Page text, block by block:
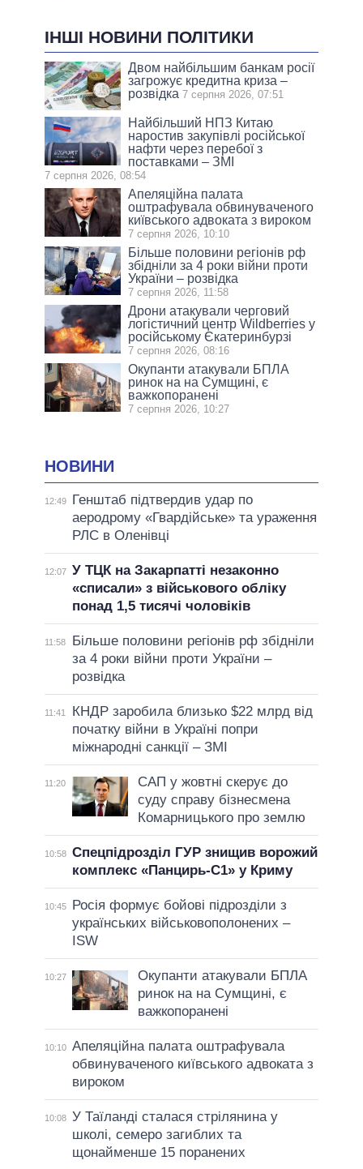
ІНШІ НОВИНИ ПОЛІТИКИ
Двом найбільшим банкам росії
загрожує кредитна криза –
розвідка 7 серпня 2026, 07:51
Найбільший НПЗ Китаю
наростив закупівлі російської
нафти через перебої з
поставками – ЗМІ
7 серпня 2026, 08:54
Апеляційна палата
оштрафувала обвинуваченого
київського адвоката з вироком
7 серпня 2026, 10:10
Більше половини регіонів рф
збідніли за 4 роки війни проти
України – розвідка
7 серпня 2026, 11:58
Дрони атакували черговий
логістичний центр Wildberries у
російському Єкатеринбурзі
7 серпня 2026, 08:16
Окупанти атакували БПЛА
ринок на на Сумщині, є
важкопоранені
7 серпня 2026, 10:27
НОВИНИ
12:49
Генштаб підтвердив удар по
аеродрому «Гвардійське» та ураження
РЛС в Оленівці
12:07 У ТЦК на Закарпатті незаконно
«списали» з військового обліку
понад 1,5 тисячі чоловіків
11:58
Більше половини регіонів рф збідніли
за 4 роки війни проти України –
розвідка
11:41
КНДР заробила близько $22 млрд від
початку війни в Україні попри
міжнародні санкції – ЗМІ
11:20
САП у жовтні скерує до
суду справу бізнесмена
Комарницького про землю
10:58 Спецпідрозділ ГУР знищив ворожий
комплекс «Панцирь-С1» у Криму
10:45
Росія формує бойові підрозділи з
українських військовополонених –
ISW
10:27
Окупанти атакували БПЛА
ринок на на Сумщині, є
важкопоранені
10:10 Апеляційна палата оштрафувала
обвинуваченого київського адвоката з
вироком
10:08 У Таїланді сталася стрілянина у
школі, семеро загиблих та
щонайменше 15 поранених